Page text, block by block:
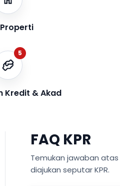
5
Kredit & Akad
FAQ KPR
Temukan jawaban
diajukan seputar KPR.